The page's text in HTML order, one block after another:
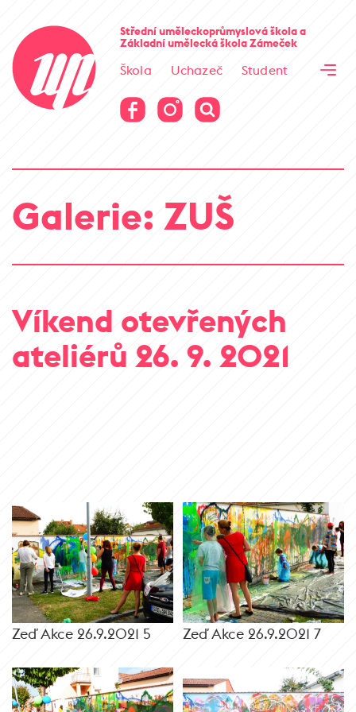
Střední uměleckoprůmyslová školaa
Základní umělecká školaZámeček
Škola Uchazeč
Student
Virtuální prohlídka
Virtuální prohlídka
Galerie: ZUŠ
Víkend otevřených
ateliérů 26. 9. 2021
Zeď Akce 26.9.2021 5 Zeď Akce 26.9.2021 7